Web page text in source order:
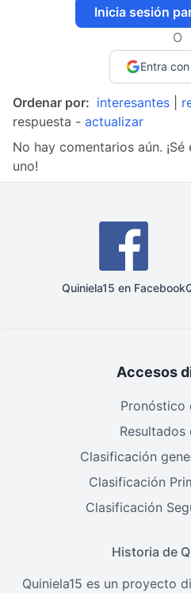
Inicia sesión
O
Entra
Ordenar por: interesantes
respuesta - actualizar
No hay comentarios aún.
uno!
Quiniela15 en Facebook
Accesos
Pronóstico
Resultados
Clasificación
Clasificación
Clasificación
Historia de
Quiniela15 es un proyecto